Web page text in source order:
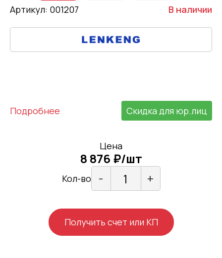
Артикул: 001207 В наличии
Подробнее Скидка для юр.лиц
Цена
8 876 ₽/шт
Кол-во - +
Получить счет или КП